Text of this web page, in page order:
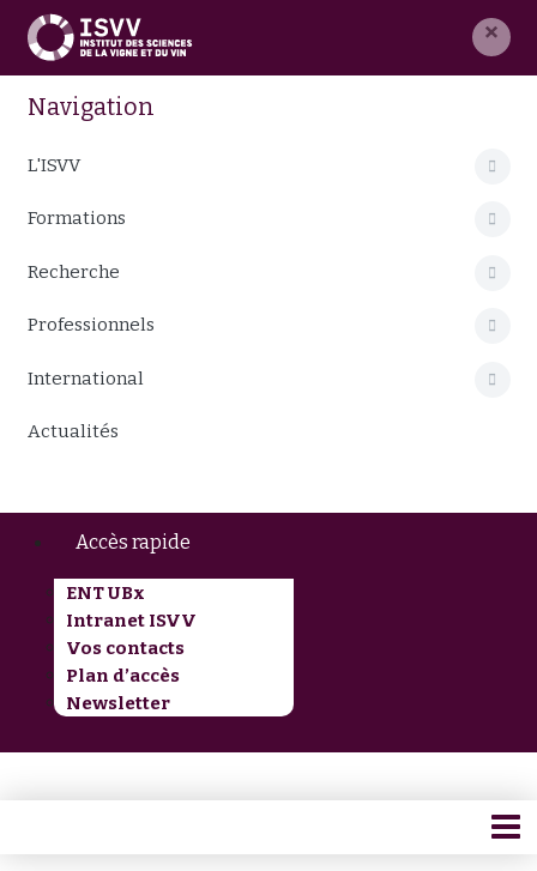
×
Navigation
L'ISVV
Formations
Recherche
Professionnels
International
Actualités
Accès rapide
ENT UBx
Intranet ISVV
Vos contacts
Plan d’accès
Newsletter